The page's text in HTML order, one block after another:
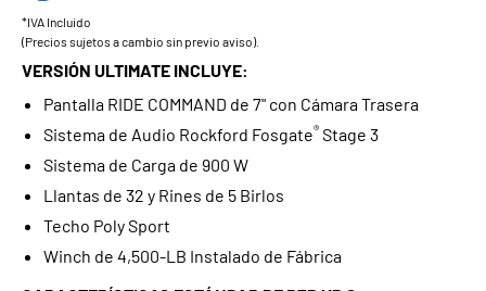
*IVA Incluido
(Precios sujetos a cambio sin previo aviso).
VERSIÓN ULTIMATE INCLUYE:
Pantalla RIDE COMMAND de 7" con Cámara Trasera
Sistema de Audio Rockford Fosgate® Stage 3
Sistema de Carga de 900 W
Llantas de 32 y Rines de 5 Birlos
Techo Poly Sport
Winch de 4,500-LB Instalado de Fábrica